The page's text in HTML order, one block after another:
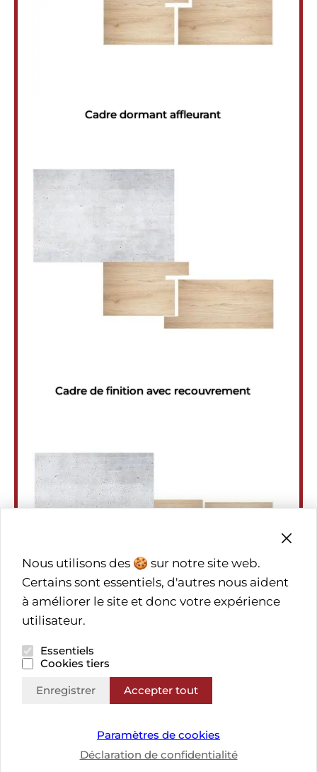
Nous utilisons des 🍪 sur notre site web.
Certains sont essentiels, d'autres nous aident
à améliorer le site et donc votre expérience
utilisateur.
Essentiels
Cookies tiers
Enregistrer
Accepter tout
Paramètres de cookies
Déclaration de confidentialité
Cadre dormant affleurant
Cadre de finition avec recouvrement
Cadre de bloc affleurant